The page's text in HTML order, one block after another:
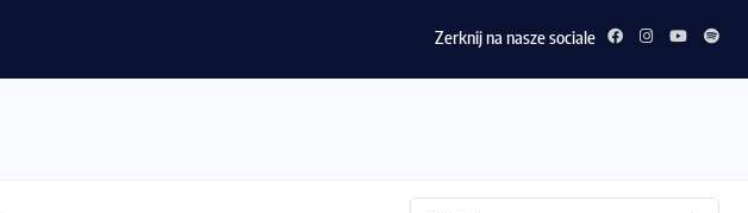
Zerknij na nasze sociale